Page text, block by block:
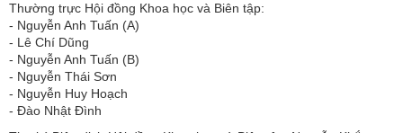
Thường trực Hội đồng Khoa học và Biên tập:
​​​​​​- Nguyễn Anh Tuấn (A)
- Lê Chí Dũng
- Nguyễn Anh Tuấn (B)
- Nguyễn Thái Sơn
- Nguyễn Huy Hoạch
- Đào Nhật Đình